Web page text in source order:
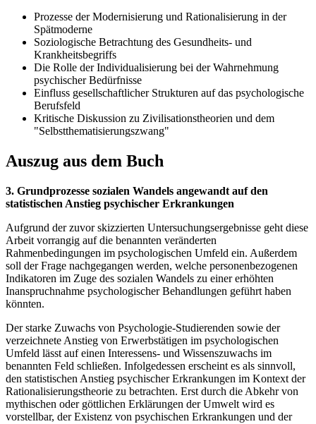
Prozesse der Modernisierung und Rationalisierung in der
Spätmoderne
Soziologische Betrachtung des Gesundheits- und
Krankheitsbegriffs
Die Rolle der Individualisierung bei der Wahrnehmung
psychischer Bedürfnisse
Einfluss gesellschaftlicher Strukturen auf das psychologische
Berufsfeld
Kritische Diskussion zu Zivilisationstheorien und dem
"Selbstthematisierungszwang"
Auszug aus dem Buch
3. Grundprozesse sozialen Wandels angewandt auf den
statistischen Anstieg psychischer Erkrankungen
Aufgrund der zuvor skizzierten Untersuchungsergebnisse geht diese
Arbeit vorrangig auf die benannten veränderten
Rahmenbedingungen im psychologischen Umfeld ein. Außerdem
soll der Frage nachgegangen werden, welche personenbezogenen
Indikatoren im Zuge des sozialen Wandels zu einer erhöhten
Inanspruchnahme psychologischer Behandlungen geführt haben
könnten.
Der starke Zuwachs von Psychologie-Studierenden sowie der
verzeichnete Anstieg von Erwerbstätigen im psychologischen
Umfeld lässt auf einen Interessens- und Wissenszuwachs im
benannten Feld schließen. Infolgedessen erscheint es als sinnvoll,
den statistischen Anstieg psychischer Erkrankungen im Kontext der
Rationalisierungstheorie zu betrachten. Erst durch die Abkehr von
mythischen oder göttlichen Erklärungen der Umwelt wird es
vorstellbar, der Existenz von psychischen Erkrankungen und der